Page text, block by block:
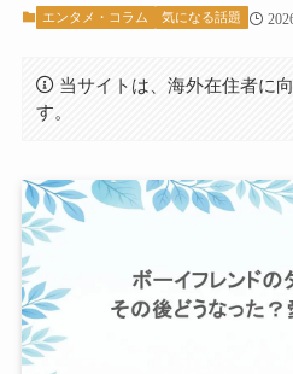
エンタメ・コラム 気になる話題
当サイトは、海外在住者に
す。